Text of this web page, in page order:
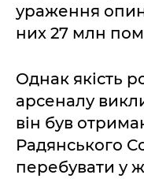
ураження
них 27 млн
Однак якість
арсеналу
він був
Радянського
перебувати у